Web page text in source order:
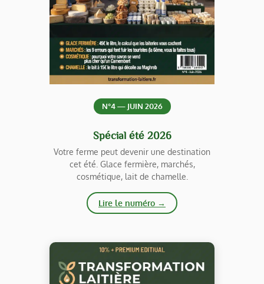
N°4 — JUIN 2026
Spécial été 2026
Votre ferme peut devenir une destination
cet été. Glace fermière, marchés,
cosmétique, lait de chamelle.
Lire le numéro →